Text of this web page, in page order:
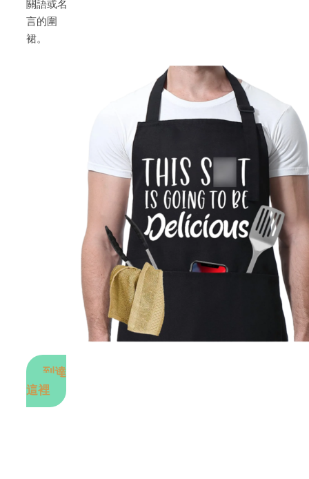
關語或名
言的圍
裙。
到達
這裡